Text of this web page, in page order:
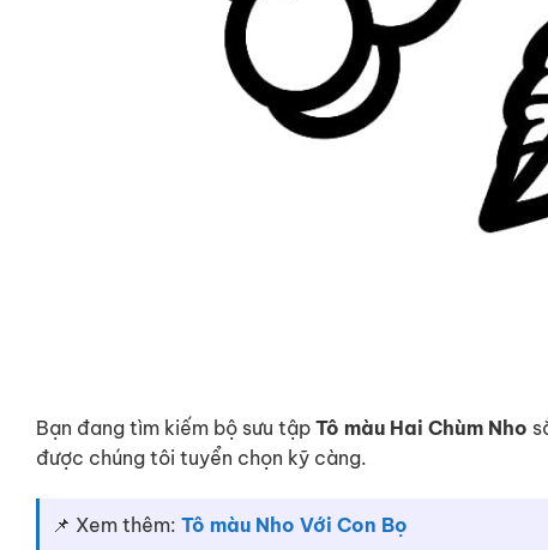
Bạn đang tìm kiếm bộ sưu tập Tô màu Hai Chùm Nho
được chúng tôi tuyển chọn kỹ càng.
📌 Xem thêm: Tô màu Nho Với Con Bọ